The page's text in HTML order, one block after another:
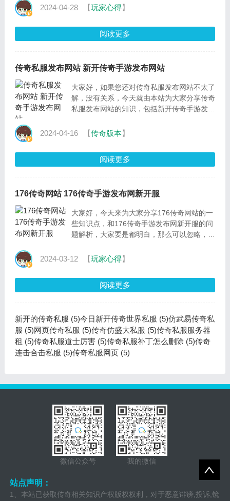
社会
2024-04-28 【玩家心得】
阅读更多
传奇私服发布网站 新开传奇手游发布网站
大家好，如果您还对传奇私服发布网站不太了
解，没有关系，今天就由本站为大家分享传奇
私服发布网站的知识，包括新开传奇手游发布
大家的问
2024-04-16 【传奇版本】
阅读更多
176传奇网站 176传奇手游发布网新开服
大家好，今天来为大家分享176传奇网站的一
些知识点，和176传奇手游发布网新开服的问
题解析，大家要是都明白，那么可以忽略，如
概率可以解决
2024-03-12 【玩家心得】
阅读更多
新开的传奇私服 (5)今日新开传奇世界私服 (5)仿武易传奇私
服 (5)网页传奇私服 (5)传奇仿盛大私服 (5)传奇私服服务器
租 (5)传奇私服道士厉害 (5)传奇私服补丁怎么删除 (5)传奇
连击合击私服 (5)传奇私服网页 (5)
微信公众号 我的微信
站点声明：
1、本站已获取传奇相关知识产权版权权利，对于恶意诽谤,投诉,镜